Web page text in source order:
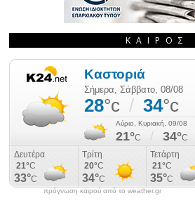
ΚΑΙΡΌΣ
πρόγνωση καιρού από το weather.gr